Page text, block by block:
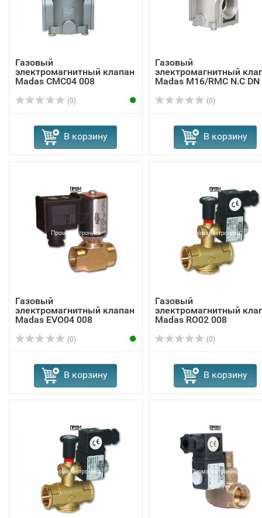
Газовый
электромагнитный клапан
Madas СMC04 008
(0)
В корзину
Газовый
электромагнитный
Madas M16/RMC N.C DN
(0)
В корзину
Газовый
электромагнитный клапан
Madas EVО04 008
(0)
В корзину
Газовый
электромагнитный
Madas RO02 008
(0)
В корзину